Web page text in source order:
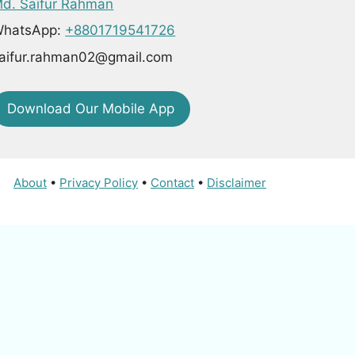
Saifur Rahman
+8801719541726
Download Our Mobile App
About • Privacy Policy • Contact • Disclaimer